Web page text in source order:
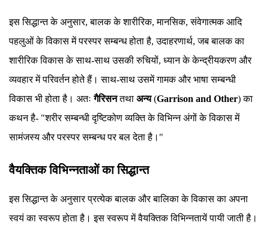
इस सिद्धान्त के अनुसार, बालक के शारीरिक, मानसिक, संवेगात्मक आदि
पहलुओं के विकास में परस्पर सम्बन्ध होता है, उदाहरणार्थ, जब बालक का
शारीरिक विकास के साथ-साथ उसकी रुचियों, ध्यान के केन्द्रीयकरण और
व्यवहार में परिवर्तन होते हैं। साथ-साथ उसमें गामक और भाषा सम्बन्धी
विकास भी होता है। अतः गैरिसनतथा अन्य(Garrison and Other) का
कथन है- "शरीर सम्बन्धी दृष्टिकोण व्यक्ति के विभिन्न अंगों के विकास में
सामंजस्य और परस्पर सम्बन्ध पर बल देता है।"
वैयक्तिक विभिन्नताओं का सिद्धान्त
इस सिद्धान्त के अनुसार प्रत्येक बालक और बालिका के विकास का अपना
स्वयं का स्वरूप होता है। इस स्वरूप में वैयक्तिक विभिन्नतायें पायी जाती है।